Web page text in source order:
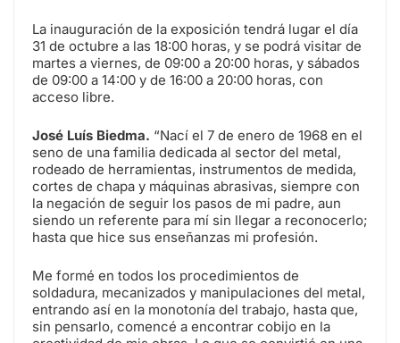
La inauguración de la exposición tendrá lugar el día
31 de octubre a las 18:00 horas, y se podrá visitar de
martes a viernes, de 09:00 a 20:00 horas, y sábados
de 09:00 a 14:00 y de 16:00 a 20:00 horas, con
acceso libre.
José Luís Biedma. “Nací el 7 de enero de 1968 en el
seno de una familia dedicada al sector del metal,
rodeado de herramientas, instrumentos de medida,
cortes de chapa y máquinas abrasivas, siempre con
la negación de seguir los pasos de mi padre, aun
siendo un referente para mí sin llegar a reconocerlo;
hasta que hice sus enseñanzas mi profesión.
Me formé en todos los procedimientos de
soldadura, mecanizados y manipulaciones del metal,
entrando así en la monotonía del trabajo, hasta que,
sin pensarlo, comencé a encontrar cobijo en la